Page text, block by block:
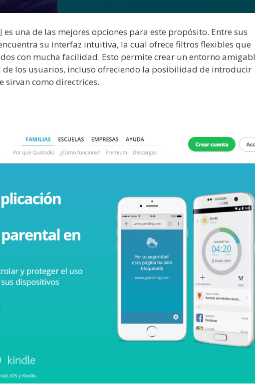
es una de las mejores opciones para este propósito. Entre sus
su interfaz intuitiva, la cual ofrece filtros flexibles que
con mucha facilidad. Esto permite crear un entorno
los usuarios, incluso ofreciendo la posibilidad de introducir
sirvan como directrices.